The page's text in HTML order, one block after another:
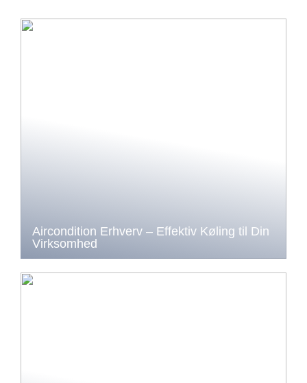
Aircondition Erhverv – Effektiv Køling til Din
Virksomhed